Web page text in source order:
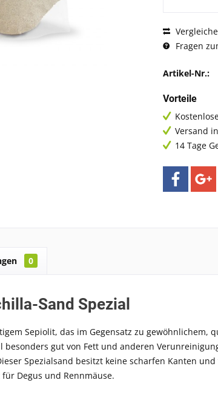
Fragen
Artikel-Nr.:
Vorteile
Versand
14 Tage
0
Sand Spezial
Sepiolit, das im Gegensatz zu gewöhnlichem,
besonders gut von Fett und anderen
Spezialsand besitzt keine scharfen Kanten
Degus und Rennmäuse.